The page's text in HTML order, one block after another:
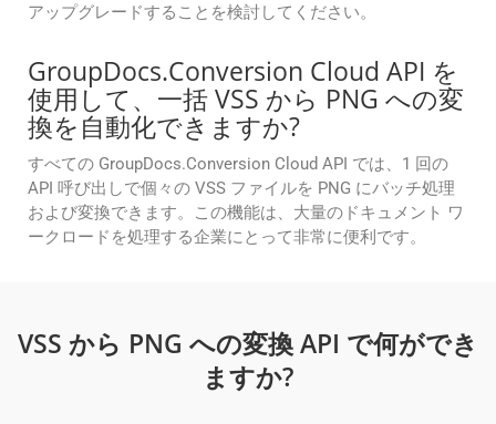
アップグレードすることを検討してください。
GroupDocs.Conversion Cloud API を
使用して、一括 VSS から PNG への変
換を自動化できますか?
すべての GroupDocs.Conversion Cloud API では、1 回の
API 呼び出しで個々の VSS ファイルを PNG にバッチ処理
および変換できます。この機能は、大量のドキュメント ワ
ークロードを処理する企業にとって非常に便利です。
VSS から PNG への変換 API で何ができ
ますか?